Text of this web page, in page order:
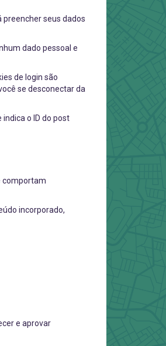
preencher seus dados
dado pessoal e
de login são
se desconectar da
o ID do post
comportam
incorporado,
e aprovar